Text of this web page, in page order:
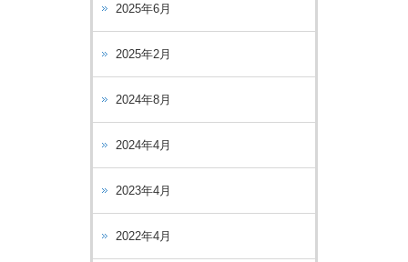
2025年6月
2025年2月
2024年8月
2024年4月
2023年4月
2022年4月